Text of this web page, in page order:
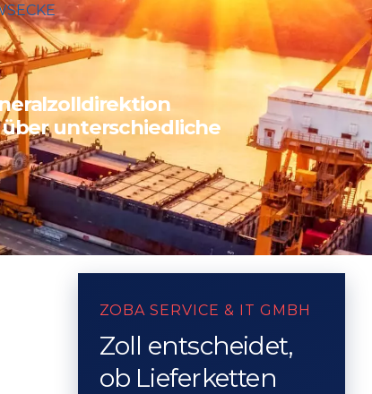
UNTERSCHIEDLICHE
unterschiedliche
ZOBA SERVICE & IT GMBH
Zoll entscheidet,
ob Lieferketten